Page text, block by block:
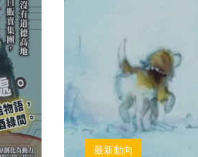
最新動向